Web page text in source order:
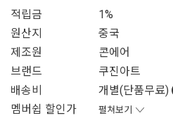
적립금
1%
원산지
중국
제조원
콘에어
브랜드
쿠진아트
배송비
개별(단품무료)
멤버쉽 할인가
펼쳐보기